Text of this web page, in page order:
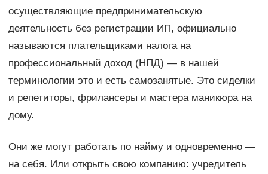
осуществляющие предпринимательскую
деятельность без регистрации ИП, официально
называются плательщиками налога на
профессиональный доход (НПД) — в нашей
терминологии это и есть самозанятые. Это сиделки
и репетиторы, фрилансеры и мастера маникюра на
дому.
Они же могут работать по найму и одновременно —
на себя. Или открыть свою компанию: учредитель